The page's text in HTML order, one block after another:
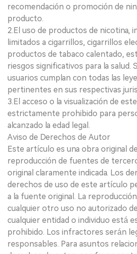
recomendación o promoción de
producto.
2.El uso de productos de nicotina,
limitados a cigarrillos, cigarrillos
productos de tabaco calentado,
riesgos significativos para la salud.
usuarios cumplan con todas las
pertinentes en sus respectivas
3.El acceso o la visualización de
estrictamente prohibido para
alcanzado la edad legal.
Aviso de Derechos de Autor
Este artículo es una obra original
reproducción de fuentes de
original claramente indicada. Los
derechos de uso de este artículo
a la fuente original. La
cualquier otro uso no autorizado
cualquier entidad o individuo está
prohibido. Los infractores serán
responsables. Para asuntos